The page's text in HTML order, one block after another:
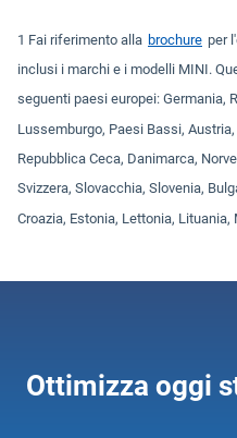
1 Fai riferimento alla brochure per
inclusi i marchi e i modelli MINI.
seguenti paesi europei: Germania,
Lussemburgo, Paesi Bassi,
Repubblica Ceca, Danimarca,
Svizzera, Slovacchia, Slovenia,
Croazia, Estonia, Lettonia, Lituania,
Ottimizza oggi